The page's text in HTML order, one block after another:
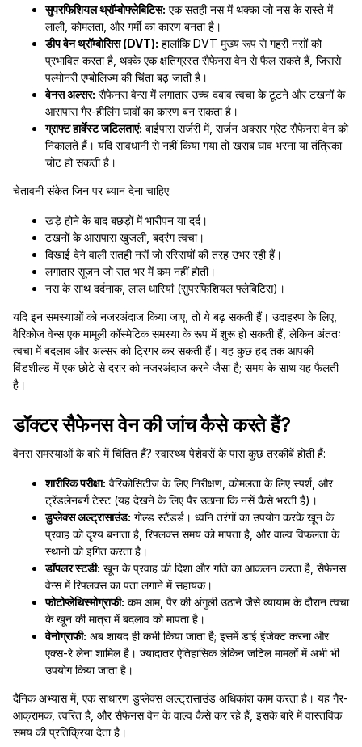
सुपरफिशियल थ्रॉम्बोफ्लेबिटिस: एक सतही नस में थक्का जो नस के रास्ते में
लाली, कोमलता, और गर्मी का कारण बनता है।
डीप वेन थ्रॉम्बोसिस (DVT): हालांकि DVT मुख्य रूप से गहरी नसों को
प्रभावित करता है, थक्के एक क्षतिग्रस्त सैफेनस वेन से फैल सकते हैं, जिससे
पल्मोनरी एम्बोलिज्म की चिंता बढ़ जाती है।
वेनस अल्सर: सैफेनस वेन्स में लगातार उच्च दबाव त्वचा के टूटने और टखनों के
आसपास गैर-हीलिंग घावों का कारण बन सकता है।
ग्राफ्ट हार्वेस्ट जटिलताएं: बाईपास सर्जरी में, सर्जन अक्सर ग्रेट सैफेनस वेन को
निकालते हैं। यदि सावधानी से नहीं किया गया तो खराब घाव भरना या तंत्रिका
चोट हो सकती है।
चेतावनी संकेत जिन पर ध्यान देना चाहिए:
खड़े होने के बाद बछड़ों में भारीपन या दर्द।
टखनों के आसपास खुजली, बदरंग त्वचा।
दिखाई देने वाली सतही नसें जो रस्सियों की तरह उभर रही हैं।
लगातार सूजन जो रात भर में कम नहीं होती।
नस के साथ दर्दनाक, लाल धारियां (सुपरफिशियल फ्लेबिटिस)।
यदि इन समस्याओं को नजरअंदाज किया जाए, तो ये बढ़ सकती हैं। उदाहरण के लिए,
वैरिकोज वेन्स एक मामूली कॉस्मेटिक समस्या के रूप में शुरू हो सकती हैं, लेकिन अंततः
त्वचा में बदलाव और अल्सर को ट्रिगर कर सकती हैं। यह कुछ हद तक आपकी
विंडशील्ड में एक छोटे से दरार को नजरअंदाज करने जैसा है; समय के साथ यह फैलती
है।
डॉक्टर सैफेनस वेन की जांच कैसे करते हैं?
वेनस समस्याओं के बारे में चिंतित हैं? स्वास्थ्य पेशेवरों के पास कुछ तरकीबें होती हैं:
शारीरिक परीक्षा: वैरिकोसिटीज के लिए निरीक्षण, कोमलता के लिए स्पर्श, और
ट्रेंडलेनबर्ग टेस्ट (यह देखने के लिए पैर उठाना कि नसें कैसे भरती हैं)।
डुप्लेक्स अल्ट्रासाउंड: गोल्ड स्टैंडर्ड। ध्वनि तरंगों का उपयोग करके खून के
प्रवाह को दृश्य बनाता है, रिफ्लक्स समय को मापता है, और वाल्व विफलता के
स्थानों को इंगित करता है।
डॉपलर स्टडी: खून के प्रवाह की दिशा और गति का आकलन करता है, सैफेनस
वेन्स में रिफ्लक्स का पता लगाने में सहायक।
फोटोप्लेथिस्मोग्राफी: कम आम, पैर की अंगुली उठाने जैसे व्यायाम के दौरान त्वचा
के खून की मात्रा में बदलाव को मापता है।
वेनोग्राफी: अब शायद ही कभी किया जाता है; इसमें डाई इंजेक्ट करना और
एक्स-रे लेना शामिल है। ज्यादातर ऐतिहासिक लेकिन जटिल मामलों में अभी भी
उपयोग किया जाता है।
दैनिक अभ्यास में, एक साधारण डुप्लेक्स अल्ट्रासाउंड अधिकांश काम करता है। यह गैर-
आक्रामक, त्वरित है, और सैफेनस वेन के वाल्व कैसे कर रहे हैं, इसके बारे में वास्तविक
समय की प्रतिक्रिया देता है।